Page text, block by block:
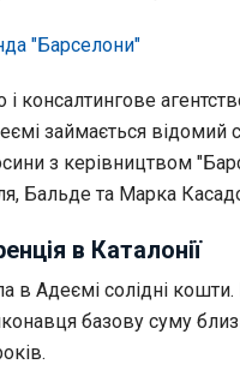
"Барселони"
консалтингове
займається відомий
з керівництвом
Бальде та Марка
в Каталонії
в Адеємі солідні кошти.
базову суму